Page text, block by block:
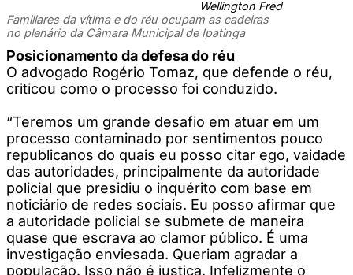
Wellington Fred
Familiares da vítima e do réu ocupam as cadeiras
no plenário da Câmara Municipal de Ipatinga
Posicionamento da defesa do réu
O advogado Rogério Tomaz, que defende o réu,
criticou como o processo foi conduzido.
“Teremos um grande desafio em atuar em um
processo contaminado por sentimentos pouco
republicanos do quais eu posso citar ego, vaidade
das autoridades, principalmente da autoridade
policial que presidiu o inquérito com base em
noticiário de redes sociais. Eu posso afirmar que
a autoridade policial se submete de maneira
quase que escrava ao clamor público. É uma
investigação enviesada. Queriam agradar a
população. Isso não é justiça. Infelizmente o